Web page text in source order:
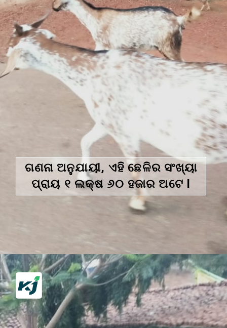
ଗଣନା ଅନୁଯାୟୀ, ଏହି ଛେଳିର ସଂଖ୍ୟା
ପ୍ରାୟ ୧ ଲକ୍ଷ ୬୦ ହଜାର ଅଟେ l